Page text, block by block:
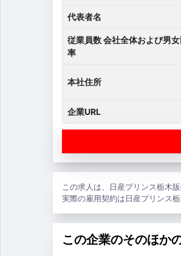
代表者名
従業員数 会社全体および男
率
本社住所
企業URL
この求人は、日産プリンス栃木
実際の雇用契約は日産プリンス
この企業のそのほか